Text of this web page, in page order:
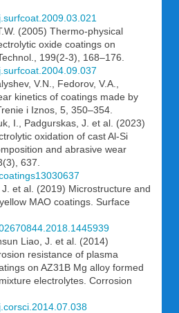
(2005) Thermo-physical
oxide coatings on
199(2-3), 168–176.
V.N., Fedorov, V.A.,
kinetics of coatings made by
i Iznos, 5, 350–354.
I., Padgurskas, J. et al. (2023)
oxidation of cast Al-Si
and abrasive wear
637.
et al. (2019) Microstructure and
MAO coatings. Surface
Liao, J. et al. (2014)
resistance of plasma
on AZ31B Mg alloy formed
electrolytes. Corrosion